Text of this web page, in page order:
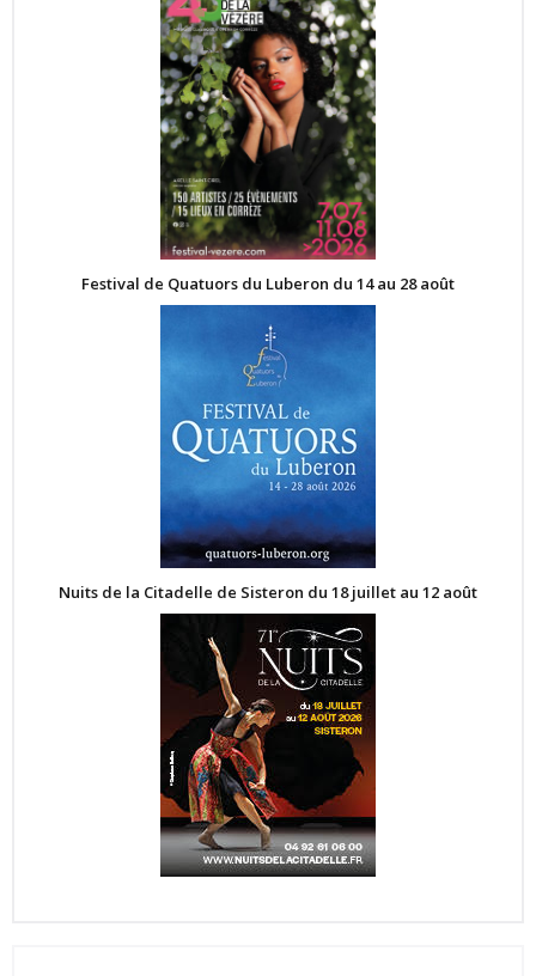
Festival de Quatuors du Luberon du 14 au 28 août
Nuits de la Citadelle de Sisteron du 18 juillet au 12 août